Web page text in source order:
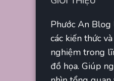
Phước An
các kiến thức
nghiệm trong
đồ họa. Giúp